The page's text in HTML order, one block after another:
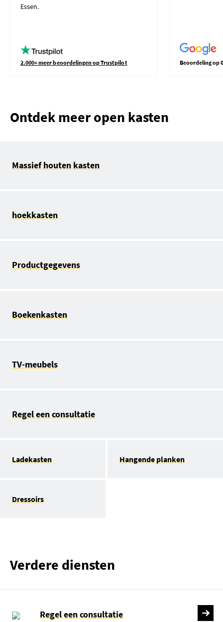
Essen.
2.000+ meer beoordelingen op Trustpilot Beoordeling op
Ontdek meer open kasten
Massief houten kasten
hoekkasten
Productgegevens
Boekenkasten
TV-meubels
Regel een consultatie
Ladekasten Hangende planken
Dressoirs
Verdere diensten
Regel een consultatie